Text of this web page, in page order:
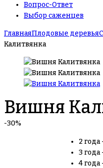
Вопрос-Ответ
Выбор саженцев
ГлавнаяПлодовые деревья
Калитвянка
Вишня
-30%
2 года
3 года
4 года